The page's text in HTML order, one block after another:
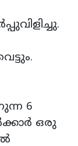
6
ഒരു